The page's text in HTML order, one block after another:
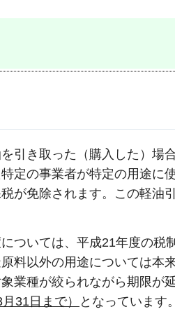
引き取った（購入した）場
定の事業者が特定の用途に
が免除されます。この軽油
ついては、平成21年度の
料以外の用途については本
業種が絞られながら期限が
31日まで）
となっています。